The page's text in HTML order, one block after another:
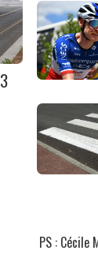
PS : Cécile